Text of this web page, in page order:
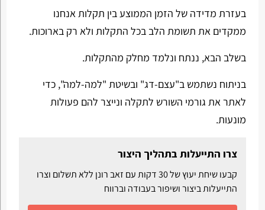
בעזרת מדידה של הזמן הממוצע בין תקלות אנחנו
ממקדים את תשומת הלב בכל התקלות ולא רק בארוכות.
בשלב הבא, ננתח ונלמד מחלק מהתקלות.
בניתוח נשתמש ב"עצם-דג" ובשיטת "למה-למה", כדי
לאתר את גורמי השורש לתקלה ונייצר להם פעולות
מונעות.
צרו התייעלות בתהליך היצור
קבעו שיחת יעוץ של 30 דקות עם זאב רונן ללא תשלום וצרו
התייעלות ביצור ושיפור בעבודה וברווח